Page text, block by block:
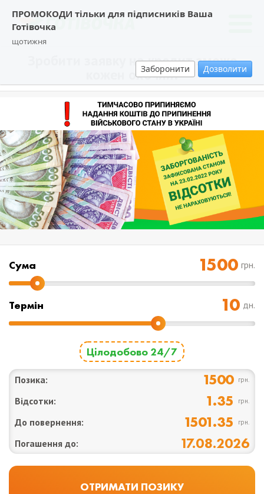
ПРОМОКОДИ тільки для підписників Ваша
Готівочка
щотижня
Заборонити Дозволити
Зробити заявку на кредит зможе
кожен охочий!
Cума грн.
Термін дн.
Цілодобово 24/7
Позика: 1500 грн.
Відсотки: 1.35 грн.
До повернення: 1501.35 грн.
Погашення до: 17.08.2026